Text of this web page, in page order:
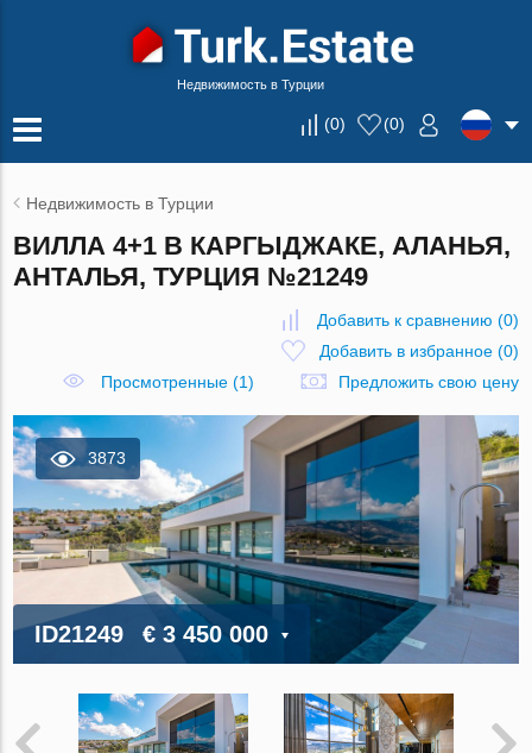
Недвижимость в Турции
(0) (0)
Недвижимость в Турции
ВИЛЛА 4+1 В КАРГЫДЖАКЕ, АЛАНЬЯ,
АНТАЛЬЯ, ТУРЦИЯ №21249
Добавить к сравнению (0)
Добавить в избранное(0)
Просмотренные (1)
Предложить свою цену
3873
ID21249 € 3 450 000